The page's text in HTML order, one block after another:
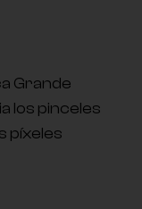
Grande
los pinceles
píxeles